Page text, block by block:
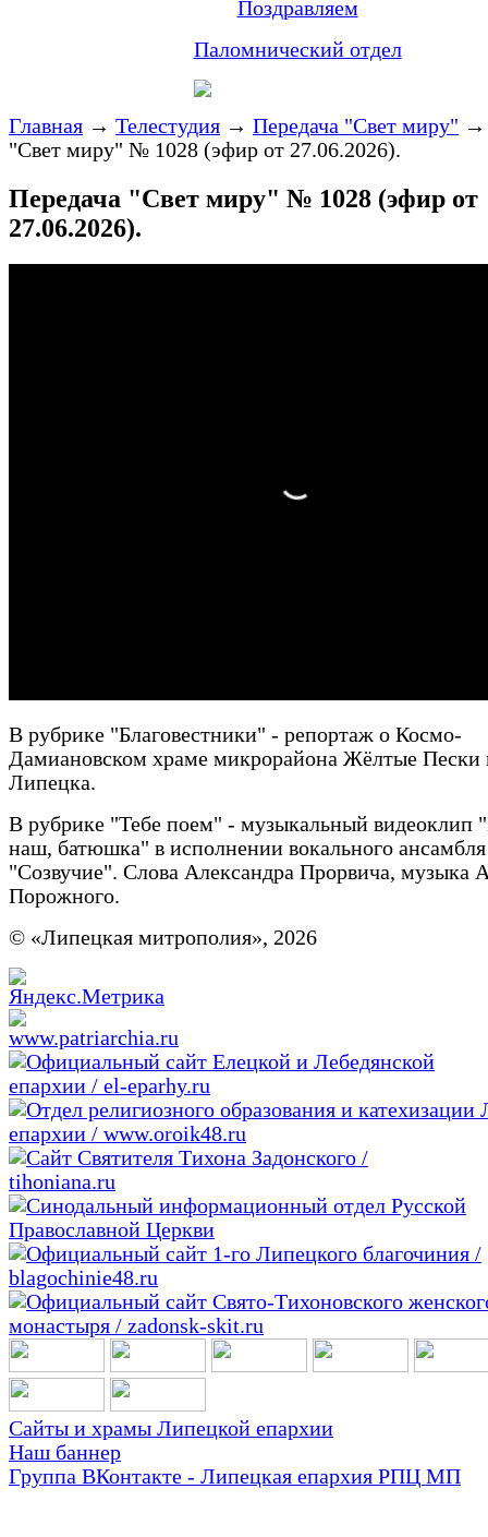
Поздравляем
Паломнический отдел
Главная → Телестудия → Передача "Свет миру"
"Свет миру" № 1028 (эфир от 27.06.2026).
Передача "Свет миру" № 1028 (эфир от
27.06.2026).
В рубрике "Благовестники" - репортаж о Космо-
Дамиановском храме микрорайона Жёлтые Пески
Липецка.
В рубрике "Тебе поем" - музыкальный видеоклип
наш, батюшка" в исполнении вокального ансамбля
"Созвучие". Слова Александра Прорвича, музыка
Порожного.
© «Липецкая митрополия», 2026
Сайты и храмы Липецкой епархии
Наш баннер
Группа ВКонтакте - Липецкая епархия РПЦ МП